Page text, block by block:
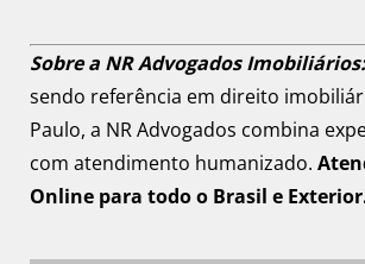
Sobre a NR Advogados Imobiliários:
sendo referência em direito
Paulo, a NR Advogados combina
com atendimento humanizado.
Online para todo o Brasil e